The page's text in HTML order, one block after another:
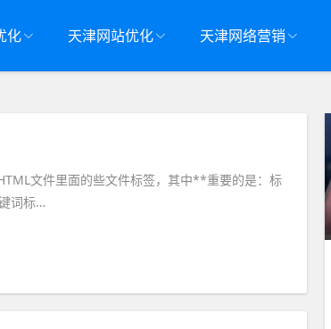
化 天津网站优化 天津网络营销
文件里面的些文件标签，其中**重要的是：标
词标…